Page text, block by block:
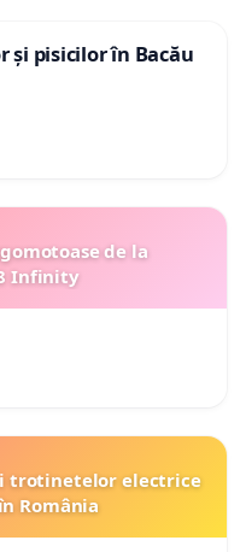
și pisicilor în Bacău
de la
Infinity
trotinetelor electrice
România